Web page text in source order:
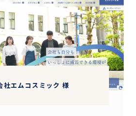
社エムコスミック 様